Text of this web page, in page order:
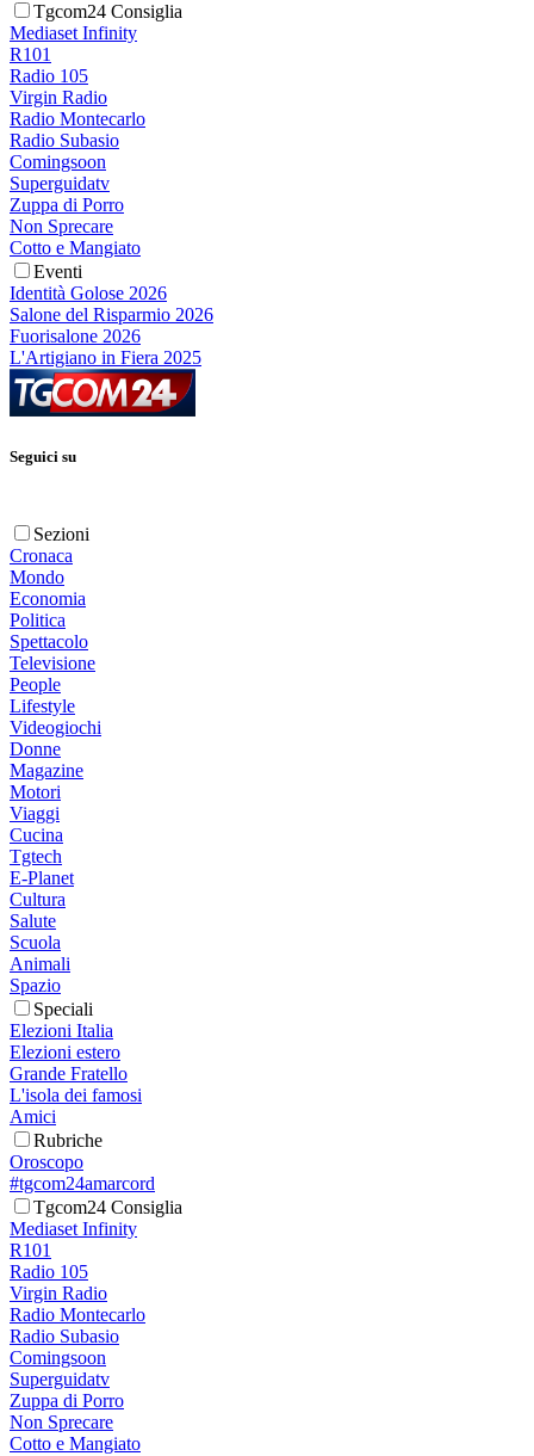
Tgcom24 Consiglia
Mediaset Infinity
R101
Radio 105
Virgin Radio
Radio Montecarlo
Radio Subasio
Comingsoon
Superguidatv
Zuppa di Porro
Non Sprecare
Cotto e Mangiato
Eventi
Identità Golose 2026
Salone del Risparmio 2026
Fuorisalone 2026
L'Artigiano in Fiera 2025
Seguici su
Sezioni
Cronaca
Mondo
Economia
Politica
Spettacolo
Televisione
People
Lifestyle
Videogiochi
Donne
Magazine
Motori
Viaggi
Cucina
Tgtech
E-Planet
Cultura
Salute
Scuola
Animali
Spazio
Speciali
Elezioni Italia
Elezioni estero
Grande Fratello
L'isola dei famosi
Amici
Rubriche
Oroscopo
#tgcom24amarcord
Tgcom24 Consiglia
Mediaset Infinity
R101
Radio 105
Virgin Radio
Radio Montecarlo
Radio Subasio
Comingsoon
Superguidatv
Zuppa di Porro
Non Sprecare
Cotto e Mangiato